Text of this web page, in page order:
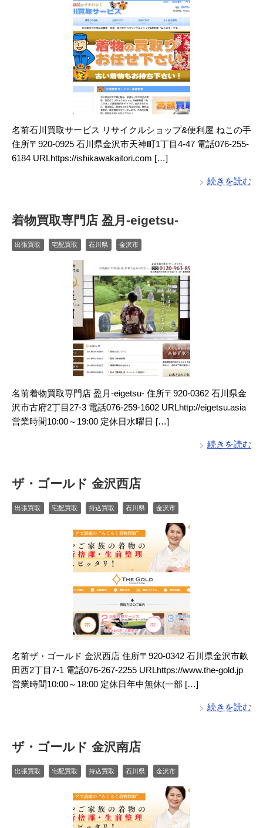
名前石川買取サービス リサイクルショップ&便利屋 ねこの手
住所〒920-0925 石川県金沢市天神町1丁目4-47 電話076-255-
6184 URLhttps://ishikawakaitori.com […]
続きを読む
着物買取専門店 盈月-eigetsu-
出張買取 宅配買取 石川県 金沢市
名前着物買取専門店 盈月-eigetsu- 住所〒920-0362 石川県金
沢市古府2丁目27-3 電話076-259-1602 URLhttp://eigetsu.asia
営業時間10:00～19:00 定休日水曜日 […]
続きを読む
ザ・ゴールド 金沢西店
出張買取 宅配買取 持込買取 石川県 金沢市
名前ザ・ゴールド 金沢西店 住所〒920-0342 石川県金沢市畝
田西2丁目7-1 電話076-267-2255 URLhttps://www.the-gold.jp
営業時間10:00～18:00 定休日年中無休(一部 […]
続きを読む
ザ・ゴールド 金沢南店
出張買取 宅配買取 持込買取 石川県 金沢市